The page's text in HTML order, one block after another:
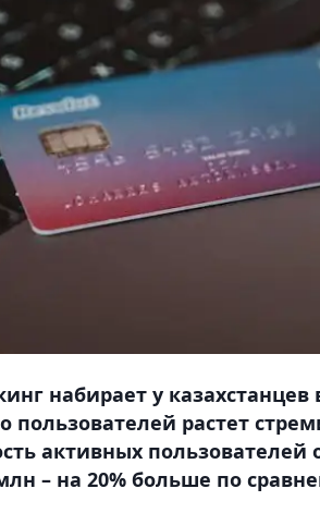
набирает у
пользователей растет
активных
– на 20% больше по